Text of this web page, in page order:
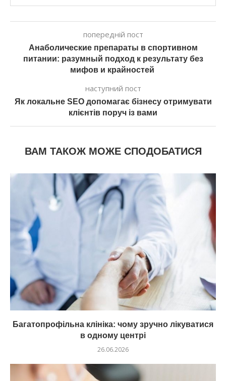
попередній пост
Анаболические препараты в спортивном
питании: разумный подход к результату без
мифов и крайностей
наступний пост
Як локальне SEO допомагає бізнесу отримувати
клієнтів поруч із вами
ВАМ ТАКОЖ МОЖЕ СПОДОБАТИСЯ
Багатопрофільна клініка: чому зручно лікуватися
в одному центрі
26.06.2026